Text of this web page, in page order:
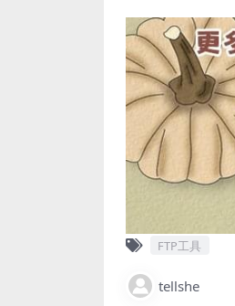
FTP工具
tellshe